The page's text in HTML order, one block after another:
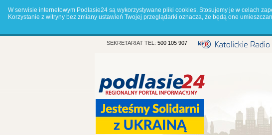
W serwisie internetowym Podlasie24 są wykorzystywane pliki cookies. Stosujemy je w celach
Korzystanie z witryny bez zmiany ustawień Twojej przeglądarki oznacza, że będą one
SEKRETARIAT TEL: 500 105 907